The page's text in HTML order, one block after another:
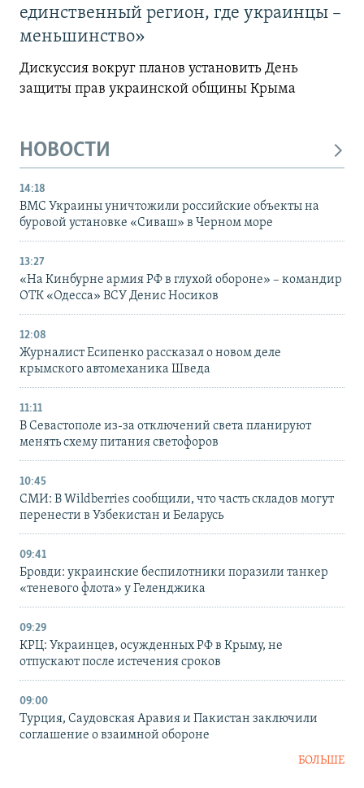
единственный регион, где украинцы –
меньшинство»
Дискуссия вокруг планов установить День
защиты прав украинской общины Крыма
НОВОСТИ
14:18
ВМС Украины уничтожили российские объекты на
буровой установке «Сиваш» в Черном море
13:27
«На Кинбурне армия РФ в глухой обороне» – командир
ОТК «Одесса» ВСУ Денис Носиков
12:08
Журналист Есипенко рассказал о новом деле
крымского автомеханика Шведа
11:11
В Севастополе из-за отключений света планируют
менять схему питания светофоров
10:45
СМИ: В Wildberries сообщили, что часть складов могут
перенести в Узбекистан и Беларусь
09:41
Бровди: украинские беспилотники поразили танкер
«теневого флота» у Геленджика
09:29
КРЦ: Украинцев, осужденных РФ в Крыму, не
отпускают после истечения сроков
09:00
Турция, Саудовская Аравия и Пакистан заключили
соглашение о взаимной обороне
БОЛЬШЕ